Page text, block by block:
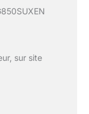
sur site